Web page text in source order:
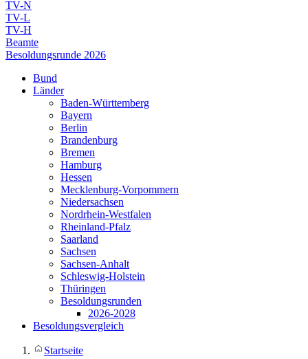
TV-N
TV-L
TV-H
Beamte
Besoldungsrunde 2026
Bund
Länder
Baden-Württemberg
Bayern
Berlin
Brandenburg
Bremen
Hamburg
Hessen
Mecklenburg-Vorpommern
Niedersachsen
Nordrhein-Westfalen
Rheinland-Pfalz
Saarland
Sachsen
Sachsen-Anhalt
Schleswig-Holstein
Thüringen
Besoldungsrunden
2026-2028
Besoldungsvergleich
Startseite